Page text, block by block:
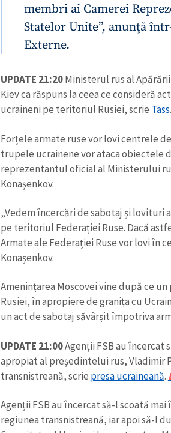
membri ai Camerei
Statelor Unite”, anunţă
Externe.
UPDATE 21:20Ministerul rus al
Kiev ca răspuns la ceea ce consideră
ucraineni pe teritoriul Rusiei, scrie Tass.
Forțele armate ruse vor lovi centrele
trupele ucrainene vor ataca obiectele
reprezentantul oficial al Ministerului
Konașenkov.
„Vedem încercări de sabotaj și
pe teritoriul Federației Ruse. Dacă
Armate ale Federației Ruse vor lovi în
Konașenkov.
Amenințarea Moscovei vine după ce
Rusiei, în apropiere de granița cu
un act de sabotaj săvârșit împotriva
UPDATE 21:00Agenții FSB au încercat
apropiat al președintelui rus, Vladimir
transnistreană, scrie presa ucraineană.
Agenții FSB au încercat să-l scoată
regiunea transnistreană, iar apoi să-l